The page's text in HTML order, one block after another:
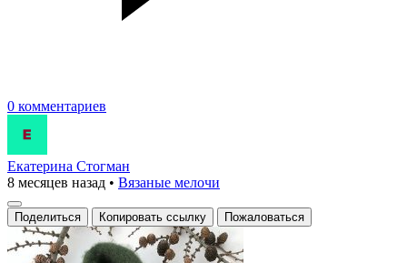
0 комментариев
Екатерина Стогман
8 месяцев назад • Вязаные мелочи
Поделиться Копировать ссылку Пожаловаться